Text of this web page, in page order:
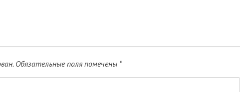
Обязательные поля помечены *